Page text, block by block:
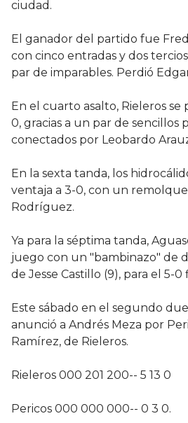
ciudad.
El ganador del partido fue
con cinco entradas y dos
par de imparables. Perdió
En el cuarto asalto, Rieleros
0, gracias a un par de sencillos
conectados por Leobardo
En la sexta tanda, los
ventaja a 3-0, con un
Rodríguez.
Ya para la séptima tanda,
juego con un "bambinazo" de
de Jesse Castillo (9), para el 5-0
Este sábado en el segundo
anunció a Andrés Meza por
Ramírez, de Rieleros.
Rieleros 000 201 200-- 5 13 0
Pericos 000 000 000-- 0 3 0.